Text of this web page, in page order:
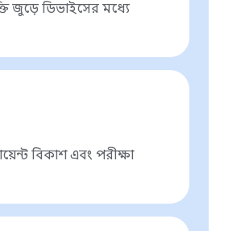
জুড়ে ডিভাইসের মধ্যে
বিকাশ এবং পরীক্ষা